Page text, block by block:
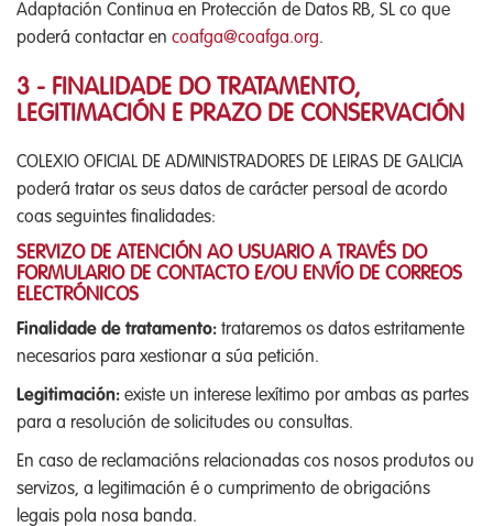
Adaptación Continua en Protección de Datos RB, SL co que
poderá contactar en coafga@coafga.org.
3 - FINALIDADE DO TRATAMENTO,
LEGITIMACIÓN E PRAZO DE CONSERVACIÓN
COLEXIO OFICIAL DE ADMINISTRADORES DE LEIRAS DE GALICIA
poderá tratar os seus datos de carácter persoal de acordo
coas seguintes finalidades:
SERVIZO DE ATENCIÓN AO USUARIO A TRAVÉS DO
FORMULARIO DE CONTACTO E/OU ENVÍO DE CORREOS
ELECTRÓNICOS
Finalidade de tratamento: trataremos os datos estritamente
necesarios para xestionar a súa petición.
Legitimación: existe un interese lexítimo por ambas as partes
para a resolución de solicitudes ou consultas.
En caso de reclamacións relacionadas cos nosos produtos ou
servizos, a legitimación é o cumprimento de obrigacións
legais pola nosa banda.